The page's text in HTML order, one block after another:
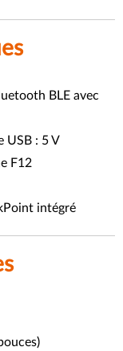
BLE avec
USB : 5 V
F12
intégré